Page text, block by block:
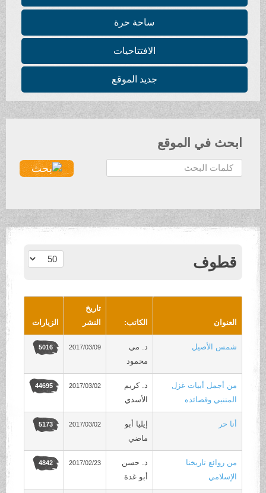
ساحة حرة
الافتتاحيات
جديد الموقع
ابحث في الموقع
ح
ث
.
قطوف عدد الإظهارات:
العنوان الكاتب:
تاريخ
النشر
الزيارات
شمس الأصيل
د. مي
محمود
2017/03/09
5016
من أجمل أبيات غزل
المتنبي وقصائده
د. كريم
الأسدي
2017/03/02
44695
أنا حر
إيليا أبو
ماضي
2017/03/02
5173
من روائع تاريخنا
الإسلامي
د. حسن
أبو غدة
2017/02/23
4842